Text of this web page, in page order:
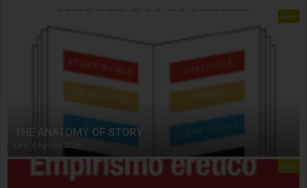
libri
THE ANATOMY OF STORY
4 Agosto 2026
libri